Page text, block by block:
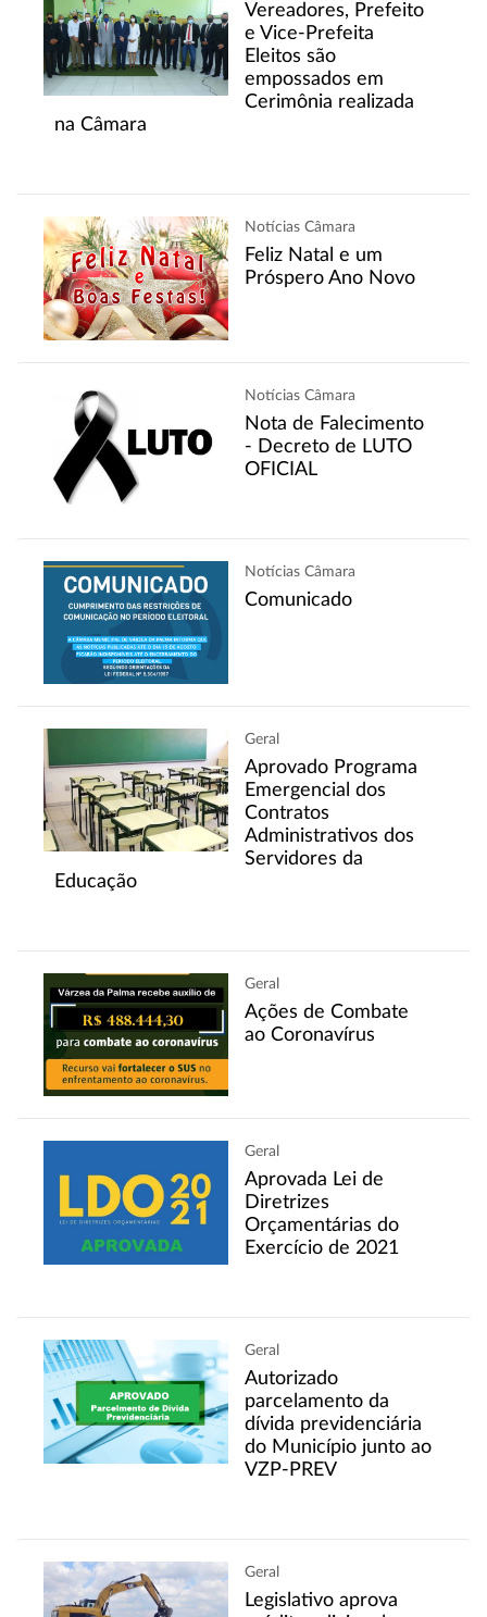
Vereadores, Prefeito
e Vice-Prefeita
Eleitos são
empossados em
Cerimônia realizada
na Câmara
Notícias Câmara
Feliz Natal e um
Próspero Ano Novo
Notícias Câmara
Nota de Falecimento
- Decreto de LUTO
OFICIAL
Notícias Câmara
Comunicado
Geral
Aprovado Programa
Emergencial dos
Contratos
Administrativos dos
Servidores da
Educação
Geral
Ações de Combate
ao Coronavírus
Geral
Aprovada Lei de
Diretrizes
Orçamentárias do
Exercício de 2021
Geral
Autorizado
parcelamento da
dívida previdenciária
do Município junto ao
VZP-PREV
Geral
Legislativo aprova